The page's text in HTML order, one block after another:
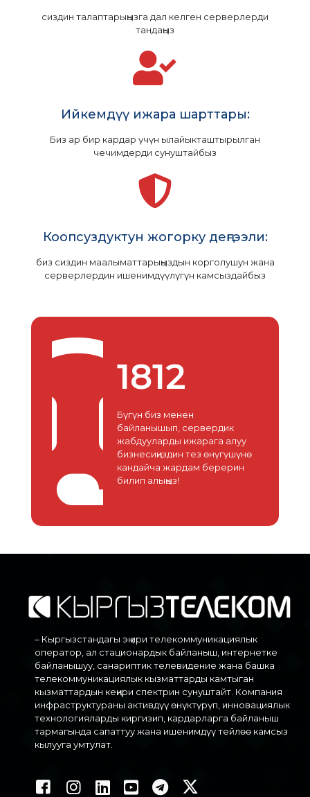
сиздин талаптарыңызга дал келген серверлерди
тандаңыз
Ийкемдүү ижара шарттары:
Биз ар бир кардар үчүн ылайыкташтырылган
чечимдерди сунуштайбыз
Коопсуздуктун жогорку деңгээли:
биз сиздин маалыматтарыңыздын корголушун жана
серверлердин ишенимдүүлүгүн камсыздайбыз
1812
Бүгүн биз менен
байланышып, сервердик
жабдууларды ижарага алуу
бизнесиңиздин тез өнүгүшүнө
кандайча жардам берерин
билип алыңыз!
– Кыргызстандагы эң ири телекоммуникациялык
оператор, ал стационардык байланыш, интернетке
байланышуу, санариптик телевидение жана башка
телекоммуникациялык кызматтарды камтыган
кызматтардын кеңири спектрин сунуштайт. Компания
инфраструктураны активдүү өнүктүрүп, инновациялык
технологияларды киргизип, кардарларга байланыш
тармагында сапаттуу жана ишенимдүү тейлөө камсыз
кылууга умтулат.